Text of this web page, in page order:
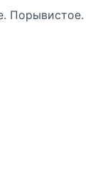
Порывистое.